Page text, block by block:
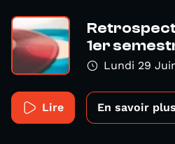
1er
Lundi 29
Lire En savoir plus